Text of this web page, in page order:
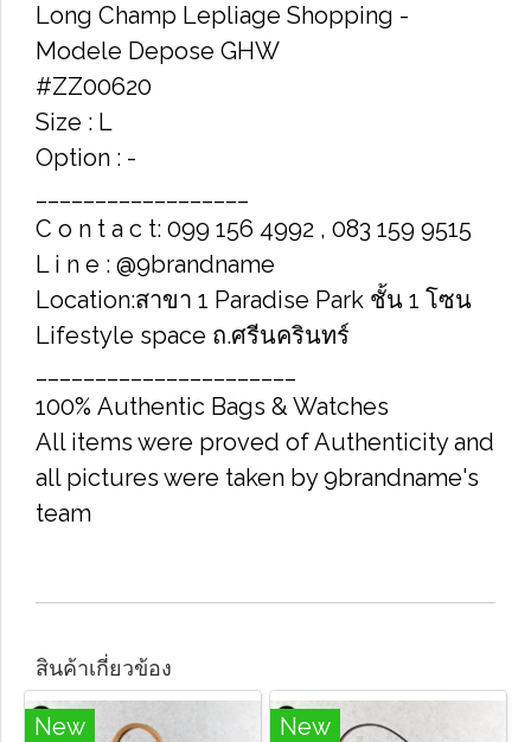
Long Champ Lepliage Shopping -
Modele Depose GHW
#ZZ00620
Size : L
Option : -
C o n t a c t: 099 156 4992 , 083 159 9515
L i n e : @9brandname
Location:สาขา 1 Paradise Park ชั้น 1 โซน
Lifestyle space ถ.ศรีนครินทร์
100% Authentic Bags & Watches
All items were proved of Authenticity and
all pictures were taken by 9brandname's
team
สินค้าเกี่ยวข้อง
New New